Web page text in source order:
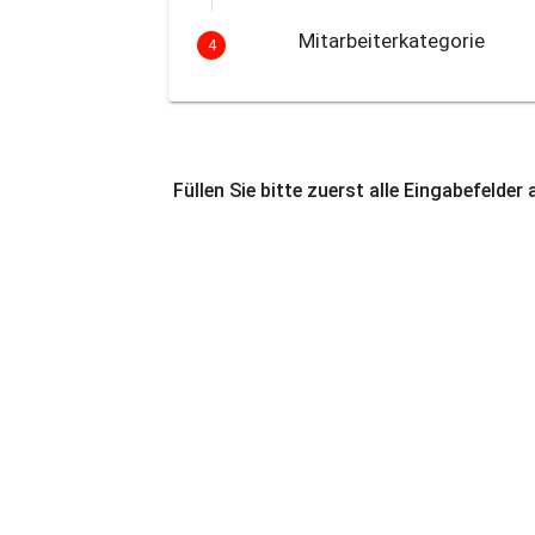
4 Mitarbeiterkategorie
Füllen Sie bitte zuerst alle Eingabefelder